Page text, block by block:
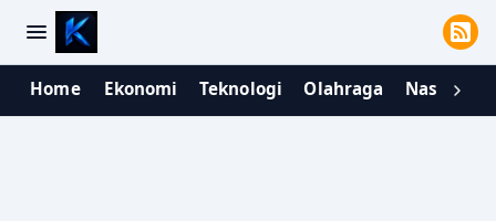
Home Ekonomi Teknologi Olahraga Nasional